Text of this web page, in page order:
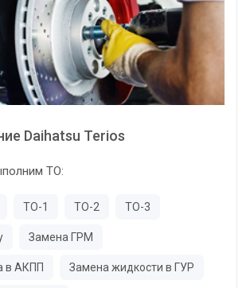
Daihatsu Terios
ТО:
ТО-1 ТО-2 ТО-3
Замена ГРМ
в АКПП Замена жидкости в ГУР